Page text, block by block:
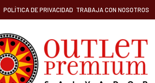
POLÍTICA DE PRIVACIDAD TRABAJA CON NOSOTROS